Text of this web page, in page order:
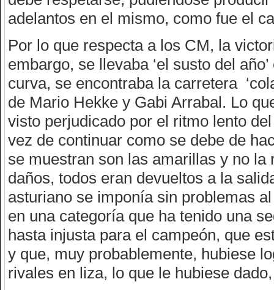
adelantos en el mismo, como fue el
Por lo que respecta a los CM, la
embargo, se llevaba ‘el susto del
curva, se encontraba la carretera
de Mario Hekke y Gabi Arrabal. Lo
visto perjudicado por el ritmo lento
vez de continuar como se debe de
se muestran son las amarillas y no
daños, todos eran devueltos a la
asturiano se imponía sin problemas
en una categoría que ha tenido una
hasta injusta para el campeón, que
y que, muy probablemente, hubiese
rivales en liza, lo que le hubiese